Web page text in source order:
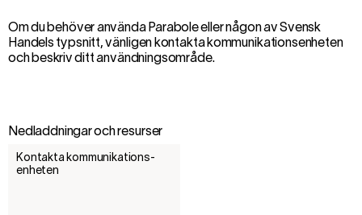
Om du behöver använda Parabole eller någon av Svensk
Handels typsnitt, vänligen kontakta kommunikationsenheten
och beskriv ditt användningsområde.
Nedladdningar och resurser
Kontakta kommunikations­
enheten